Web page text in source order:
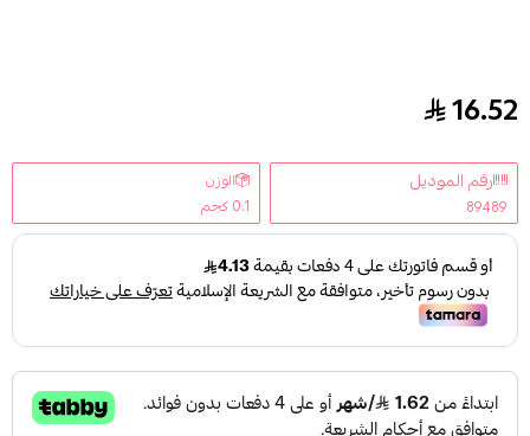
بروسيل صبغة شعر اشقر غامق طبيعي جد مكثف ( 6.0 ) – 100 مل
16.52
رقم الموديل
89489
الوزن
0.1 كجم